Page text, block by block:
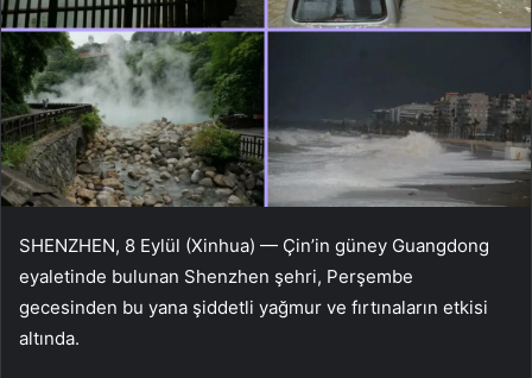
SHENZHEN, 8 Eylül (Xinhua) — Çin’in güney Guangdong
eyaletinde bulunan Shenzhen şehri, Perşembe
gecesinden bu yana şiddetli yağmur ve fırtınaların etkisi
altında.